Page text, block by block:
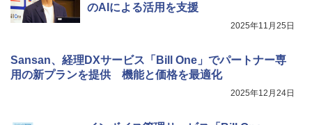
のAIによる活用を支援
2025年11月25日
Sansan、経理DXサービス「Bill One」でパートナー専
用の新プランを提供 機能と価格を最適化
2025年12月24日